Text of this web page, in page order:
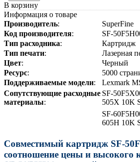
В корзину
Информация о товаре
Производитель:
SuperFine
Код производителя:
SF-
Тип расходника:
Картридж
Тип печати:
Лазерная
Цвет:
Черный
Ресурс:
5000
Поддерживаемые модели:
Lexmark
Сопутствующие расходные
материалы:
SF-
505X 10K
SF-
605H 10K
Совместимый картридж SF-
соотношение цены и высокого